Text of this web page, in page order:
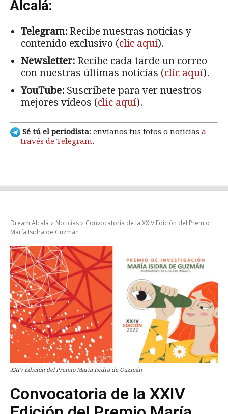
Alcalá:
Telegram: Recibe nuestras noticias y
contenido exclusivo (clic aquí).
Newsletter: Recibe cada tarde un correo
con nuestras últimas noticias (clic aquí).
YouTube: Suscríbete para ver nuestros
mejores vídeos (clic aquí).
Sé tú el periodista: envíanos tus fotos o noticias a
través de Telegram.